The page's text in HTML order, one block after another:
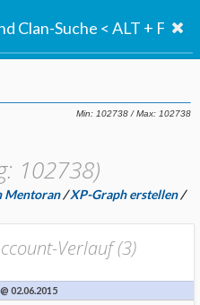
102738)
Mentoran /XP-Graph erstellen/
Verlauf (3)
02.06.2015